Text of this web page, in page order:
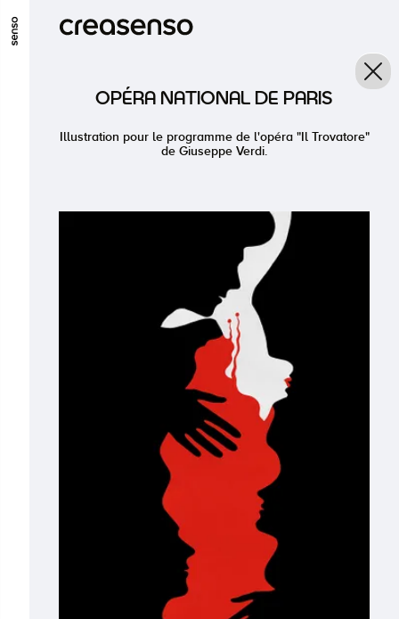
ALLER AU CONTENU PRINCIPAL
ALLER EN BAS DE PAGE
OPÉRA NATIONAL DE PARIS
Illustration pour le programme de l'opéra "Il Trovatore"
de Giuseppe Verdi.